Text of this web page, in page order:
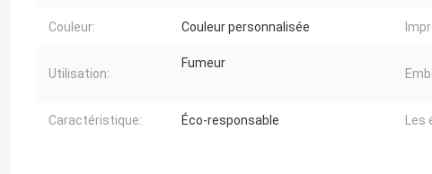
Couleur: Couleur personnalisée
Utilisation:
Fumeur
Caractéristique: Éco-responsable Les